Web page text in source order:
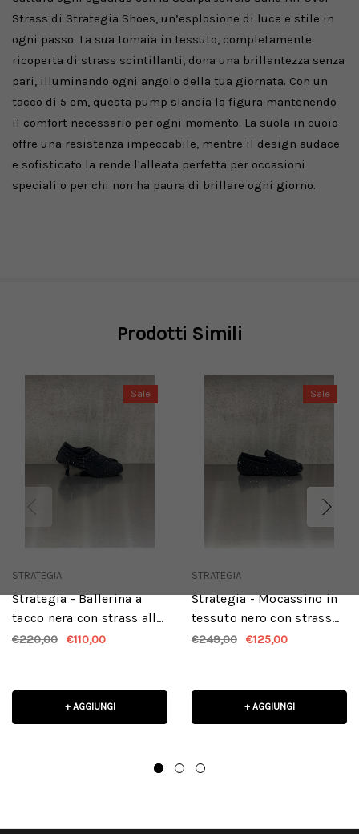
Strass di Strategia Shoes, un’esplosione di luce e stile in
ogni passo. La sua tomaia in tessuto, completamente
ricoperta di strass scintillanti, dona una brillantezza senza
pari, illuminando ogni angolo della tua giornata. Con un
tacco di 5 cm, questa pump slancia la figura mantenendo
il comfort necessario per ogni momento. La suola in cuoio
offre una resistenza impeccabile, mentre il design audace
e sofisticato la rende l'alleata perfetta per occasioni
speciali o per chi non ha paura di brillare ogni giorno.
Prodotti Simili
Sale
STRATEGIA
Strategia - Ballerina a
tacco nera con strass all
over neri
€220,00 €110,00
+ AGGIUNGI
Sale
STRATEGIA
Strategia - Mocassino in
tessuto nero con strass
all over neri
€249,00 €125,00
+ AGGIUNGI